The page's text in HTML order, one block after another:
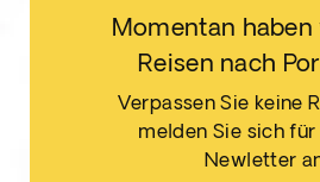
Momentan haben
Reisen nach
Verpassen Sie keine
melden Sie sich für
Newletter